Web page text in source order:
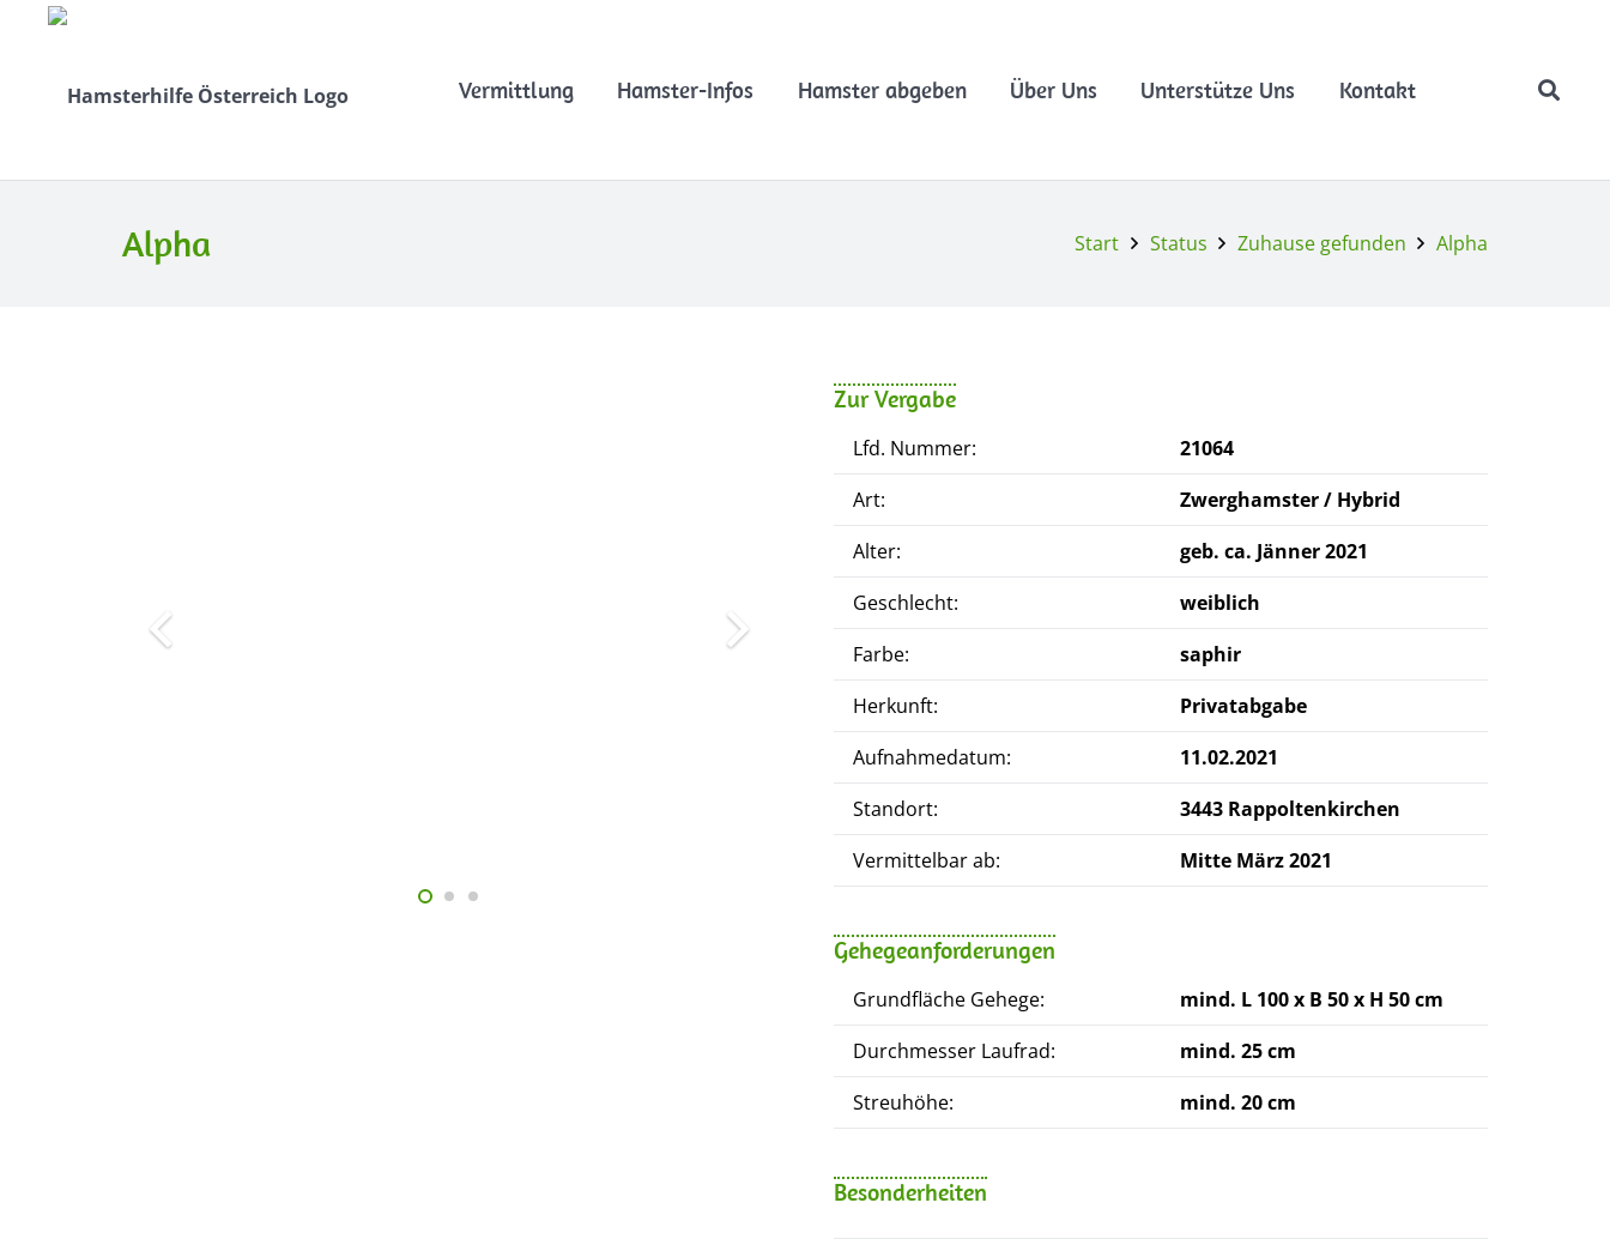
Vermittlung Hamster-Infos Hamster abgeben Über Uns Unterstütze Uns Kontakt
Alpha Start Status Zuhause gefunden Alpha
Zur Vergabe
Lfd. Nummer:
21064
Art:
Zwerghamster / Hybrid
Alter:
geb. ca. Jänner 2021
Geschlecht:
weiblich
Farbe:
saphir
Herkunft:
Privatabgabe
Aufnahmedatum:
11.02.2021
Standort:
3443 Rappoltenkirchen
Vermittelbar ab:
Mitte März 2021
Gehegeanforderungen
Grundfläche Gehege:
mind. L 100 x B 50 x H 50 cm
Durchmesser Laufrad:
mind. 25 cm
Streuhöhe:
mind. 20 cm
Besonderheiten